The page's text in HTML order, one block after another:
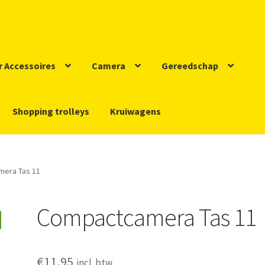
Accessoires Camera Gereedschap
Shopping trolleys Kruiwagens
Tas 11
Compactcamera Tas 11
€11,95